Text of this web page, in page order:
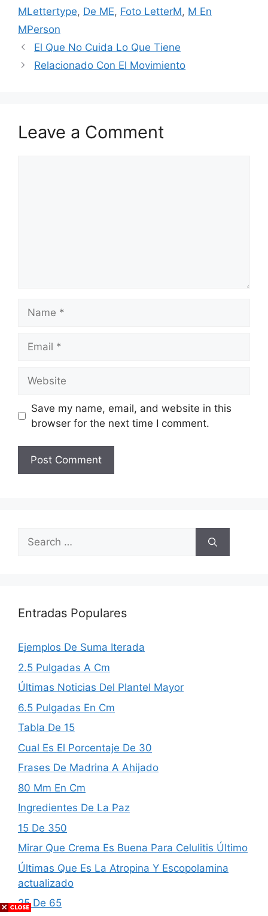
MLettertype, De ME, Foto LetterM, M En
MPerson
El Que No Cuida Lo Que Tiene
Relacionado Con El Movimiento
Leave a Comment
Save my name, email, and website in this
browser for the next time I comment.
Search
for:
Entradas Populares
Ejemplos De Suma Iterada
2.5 Pulgadas A Cm
Últimas Noticias Del Plantel Mayor
6.5 Pulgadas En Cm
Tabla De 15
Cual Es El Porcentaje De 30
Frases De Madrina A Ahijado
80 Mm En Cm
Ingredientes De La Paz
15 De 350
Mirar Que Crema Es Buena Para Celulitis Último
Últimas Que Es La Atropina Y Escopolamina
actualizado
25 De 65